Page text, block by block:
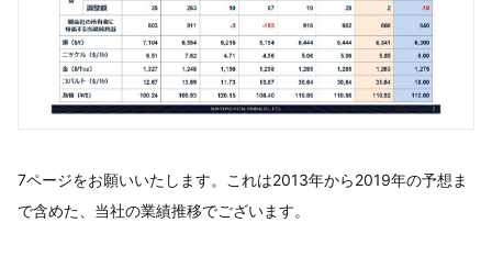
7ページをお願いいたします。これは2013年から2019年の予想ま
で含めた、当社の業績推移でございます。